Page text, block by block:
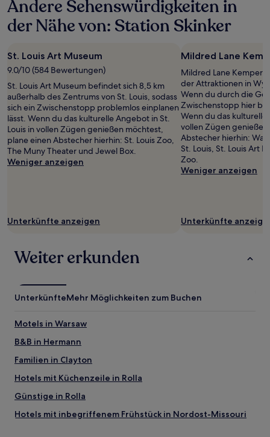
Andere Sehenswürdigkeiten in
der Nähe von: Station Skinker
St. Louis Art Museum
9.0/10 (584 Bewertungen)
St. Louis Art Museum befindet sich 8,5 km
außerhalb des Zentrums von St. Louis, sodass
sich ein Zwischenstopp problemlos einplanen
lässt. Wenn du das kulturelle Angebot in St.
Louis in vollen Zügen genießen möchtest,
plane einen Abstecher hierhin: St. Louis Zoo,
The Muny Theater und Jewel Box.
Weniger anzeigen
Unterkünfte anzeigen
Mildred Lane
Mildred Lane Kemper
der Attraktionen in
Wenn du durch die
Zwischenstopp hier
Wenn du das kulturelle
vollen Zügen
Abstecher hierhin:
St. Louis, St. Louis Art
Zoo.
Weniger anzeigen
Unterkünfte
Weiter erkunden
UnterkünfteMehr Möglichkeiten zum Buchen
Motels in Warsaw
B&B in Hermann
Familien in Clayton
Hotels mit Küchenzeile in Rolla
Günstige in Rolla
Hotels mit inbegriffenem Frühstück in Nordost-Missouri